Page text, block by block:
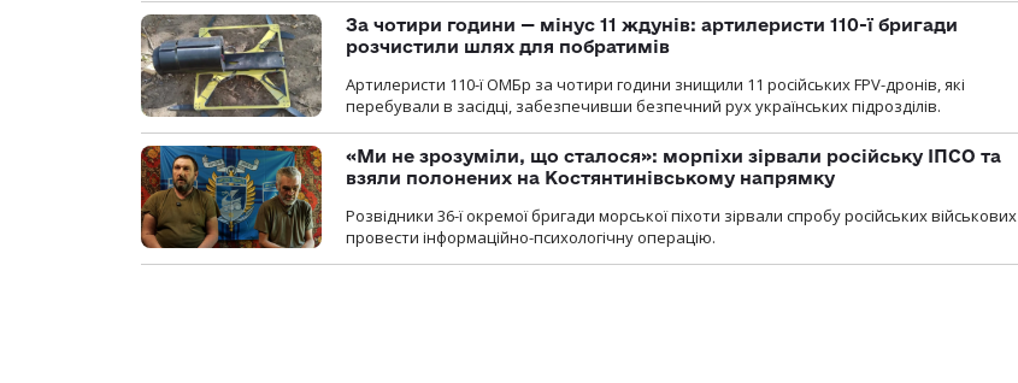
За чотири години — мінус 11 ждунів: артилеристи 110-ї бригади
розчистили шлях для побратимів
Артилеристи 110-ї ОМБр за чотири години знищили 11 російських FPV-дронів, які
перебували в засідці, забезпечивши безпечний рух українських підрозділів.
«Ми не зрозуміли, що сталося»: морпіхи зірвали російську ІПСО та
взяли полонених на Костянтинівському напрямку
Розвідники 36-ї окремої бригади морської піхоти зірвали спробу російських військових
провести інформаційно-психологічну операцію.